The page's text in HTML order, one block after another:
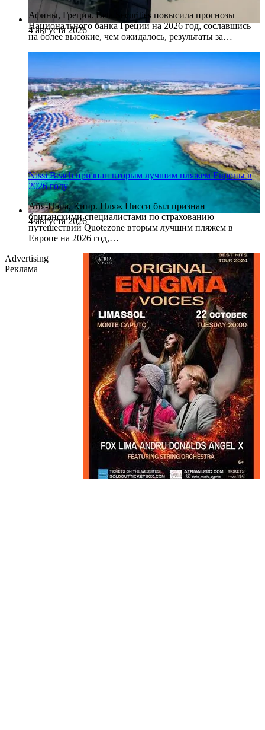
4 августа 2026
Афины, Греция. Beta Securities повысила прогнозы
Национального банка Греции на 2026 год, сославшись
на более высокие, чем ожидалось, результаты за…
4 августа 2026
Nissi Beach признан вторым лучшим пляжем Европы в
2026 году
Айя-Напа, Кипр. Пляж Нисси был признан
британскими специалистами по страхованию
путешествий Quotezone вторым лучшим пляжем в
Европе на 2026 год,…
Advertising
Реклама